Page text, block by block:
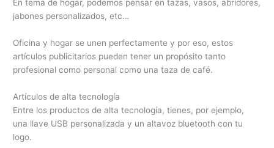
En tema de hogar, podemos pensar en tazas, vasos, abridores,
jabones personalizados, etc…
Oficina y hogar se unen perfectamente y por eso, estos
artículos publicitarios pueden tener un propósito tanto
profesional como personal como una taza de café.
Artículos de alta tecnología
Entre los productos de alta tecnología, tienes, por ejemplo,
una llave USB personalizada y un altavoz bluetooth con tu
logo.